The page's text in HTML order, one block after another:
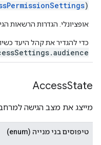
)
אופציונלי. הגדרות הרשאות
כדי להגדיר את קהל היעד
AccessState
מייצג את מצב הגישה
טיפוסים בני מנייה (enum)